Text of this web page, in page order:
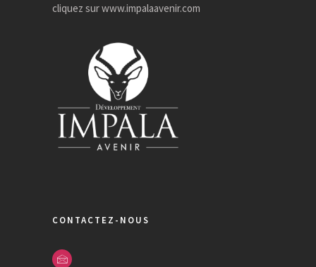
cliquez surwww.impalaavenir.com
CONTACTEZ-NOUS